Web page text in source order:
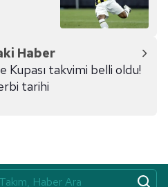
ve sizlere yönelik
yapılması, amaçlarıyla
kullanılacaktır.
aşağıda yer alan panel
Çerezlere ilişkin detaylı bilgi
Kanunu uyarınca
okumak ve sitemizde
Haber
Kupası takvimi belli oldu!
tarihi